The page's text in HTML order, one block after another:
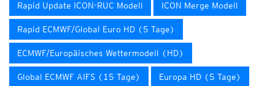
Rapid Update ICON-RUC Modell ICON Merge Modell
Rapid ECMWF/Global Euro HD (5 Tage)
ECMWF/Europäisches Wettermodell (HD)
Global ECMWF AIFS (15 Tage) Europa HD (5 Tage)